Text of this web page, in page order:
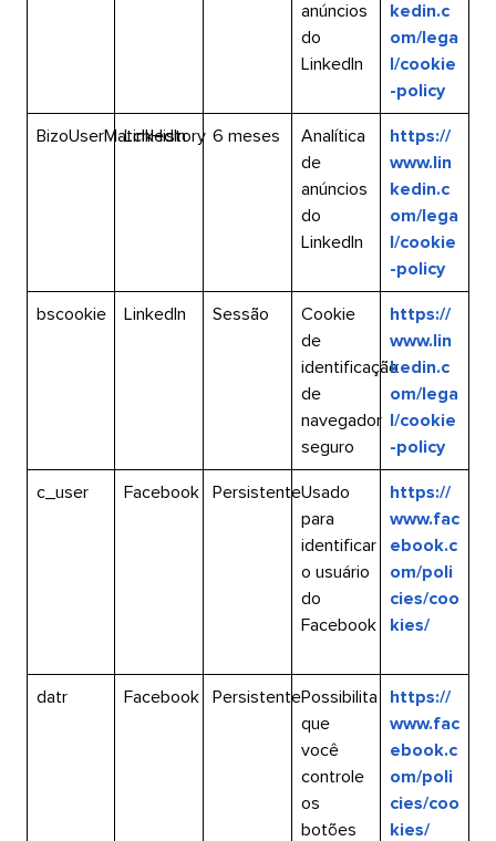
anúncios
do
LinkedIn​​
kedin.c
om/lega
l/cookie
-policy​​
BizoUserMatchHistory​​
LinkedIn​​ 6 meses​​
Analítica
de
anúncios
do
LinkedIn​​
https://
www.lin
kedin.c
om/lega
l/cookie
-policy​​
bscookie​​ LinkedIn​​ Sessão​​
Cookie
de
identificação
de
navegador
seguro​​
https://
www.lin
kedin.c
om/lega
l/cookie
-policy​​
c_user​​ Facebook​​ Persistente​​ Usado
para
identificar
o usuário
do
Facebook​​
https://
www.fac
ebook.c
om/poli
cies/coo
kies/​​
datr​​ Facebook​​ Persistente​​ Possibilita
que
você
controle
os
botões
https://
www.fac
ebook.c
om/poli
cies/coo
kies/​​